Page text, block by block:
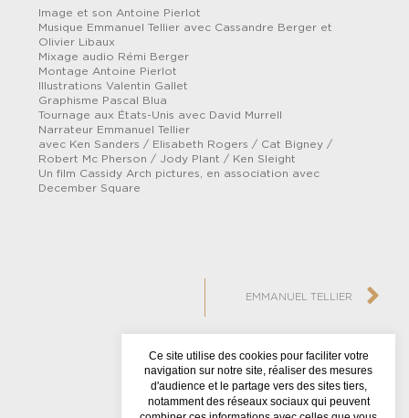
Image et son Antoine Pierlot
Musique Emmanuel Tellier avec Cassandre Berger et
Olivier Libaux
Mixage audio Rémi Berger
Montage Antoine Pierlot
Illustrations Valentin Gallet
Graphisme Pascal Blua
Tournage aux États-Unis avec David Murrell
Narrateur Emmanuel Tellier
avec Ken Sanders / Elisabeth Rogers / Cat Bigney /
Robert Mc Pherson / Jody Plant / Ken Sleight
Un film Cassidy Arch pictures, en association avec
December Square
EMMANUEL TELLIER
NEWSLETTER
Ce site utilise des cookies pour faciliter votre
navigation sur notre site, réaliser des mesures
d'audience et le partage vers des sites tiers,
notamment des réseaux sociaux qui peuvent